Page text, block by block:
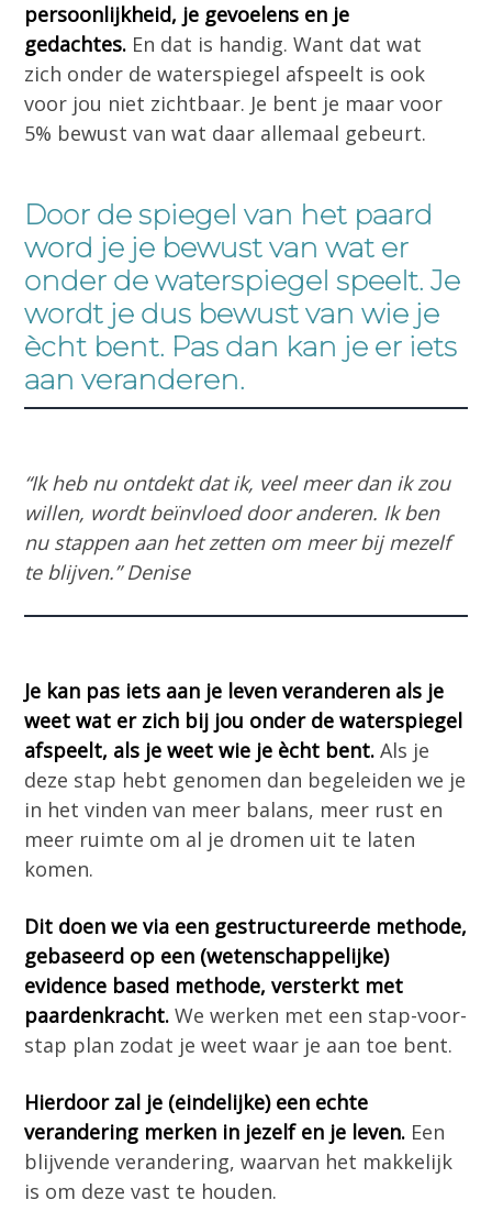
persoonlijkheid, je gevoelens en je
gedachtes. En dat is handig. Want dat wat
zich onder de waterspiegel afspeelt is ook
voor jou niet zichtbaar. Je bent je maar voor
5% bewust van wat daar allemaal gebeurt.
Door de spiegel van het paard
word je je bewust van wat er
onder de waterspiegel speelt. Je
wordt je dus bewust van wie je
ècht bent. Pas dan kan je er iets
aan veranderen.
“Ik heb nu ontdekt dat ik, veel meer dan ik zou
willen, wordt beïnvloed door anderen. Ik ben
nu stappen aan het zetten om meer bij mezelf
te blijven.” Denise
Je kan pas iets aan je leven veranderen als je
weet wat er zich bij jou onder de waterspiegel
afspeelt, als je weet wie je ècht bent. Als je
deze stap hebt genomen dan begeleiden we je
in het vinden van meer balans, meer rust en
meer ruimte om al je dromen uit te laten
komen.
Dit doen we via een gestructureerde methode,
gebaseerd op een (wetenschappelijke)
evidence based methode, versterkt met
paardenkracht. We werken met een stap-voor-
stap plan zodat je weet waar je aan toe bent.
Hierdoor zal je (eindelijke) een echte
verandering merken in jezelf en je leven. Een
blijvende verandering, waarvan het makkelijk
is om deze vast te houden.